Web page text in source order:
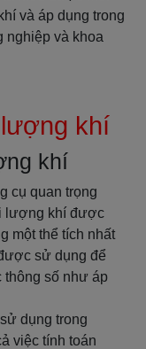
và áp dụng trong
nghiệp và khoa
khí
khí
cụ quan trọng
lượng khí được
một thể tích nhất
sử dụng để
thông số như áp
dụng trong
việc tính toán